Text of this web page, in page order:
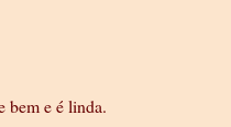
bem e é linda.